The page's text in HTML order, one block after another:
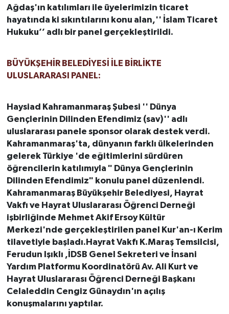
Ağdaş'ın katılımları ile üyelerimizin ticaret
hayatında ki sıkıntılarını konu alan,'' İslam Ticaret
Hukuku’’ adlı bir panel gerçekleştirildi.
BÜYÜKŞEHİR BELEDİYESİ İLE BİRLİKTE
ULUSLARARASI PANEL:
Haysiad Kahramanmaraş Şubesi '' Dünya
Gençlerinin Dilinden Efendimiz (sav)'' adlı
uluslararası panele sponsor olarak destek verdi.
Kahramanmaraş'ta, dünyanın farklı ülkelerinden
gelerek Türkiye 'de eğitimlerini sürdüren
öğrencilerin katılımıyla " Dünya Gençlerinin
Dilinden Efendimiz" konulu panel düzenlendi.
Kahramanmaraş Büyükşehir Belediyesi, Hayrat
Vakfı ve Hayrat Uluslararası Öğrenci Derneği
işbirliğinde Mehmet Akif Ersoy Kültür
Merkezi'nde gerçekleştirilen panel Kur'an-ı Kerim
tilavetiyle başladı.Hayrat Vakfı K.Maraş Temsilcisi,
Ferudun Işıklı ,İDSB Genel Sekreteri ve İnsani
Yardım Platformu Koordinatörü Av. Ali Kurt ve
Hayrat Uluslararası Öğrenci Derneği Başkanı
Celaleddin Cengiz Günaydın'ın açılış
konuşmalarını yaptılar.